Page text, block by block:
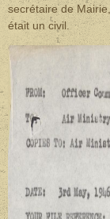
secrétaire de
était un civil.